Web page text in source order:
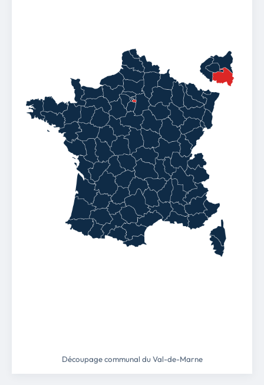
Découpage communal du Val-de-Marne